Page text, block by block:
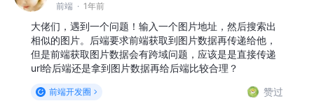
前端 · 1年前
大佬们，遇到一个问题！输入一个图片地址，然后搜索出
相似的图片。后端要求前端获取到图片数据再传递给他，
但是前端获取图片数据会有跨域问题，应该是是直接传递
url给后端还是拿到图片数据再给后端比较合理？
前端开发圈 赞过